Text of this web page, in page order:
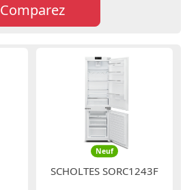
Comparez
Neuf
SCHOLTES SORC1243F